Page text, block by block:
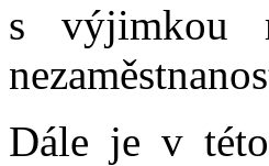
s výjimkou
Dále je v